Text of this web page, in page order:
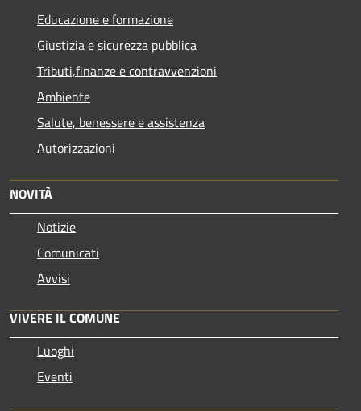
Educazione e formazione
Giustizia e sicurezza pubblica
Tributi,finanze e contravvenzioni
Ambiente
Salute, benessere e assistenza
Autorizzazioni
NOVITÀ
Notizie
Comunicati
Avvisi
VIVERE IL COMUNE
Luoghi
Eventi